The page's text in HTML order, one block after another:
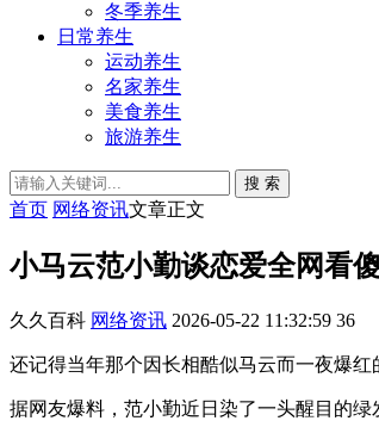
冬季养生
日常养生
运动养生
名家养生
美食养生
旅游养生
搜 索
首页 网络资讯文章正文
小马云范小勤谈恋爱全网看
久久百科 网络资讯 2026-05-22 11:32:59 36
还记得当年那个因长相酷似马云而一夜爆
据网友爆料，范小勤近日染了一头醒目的